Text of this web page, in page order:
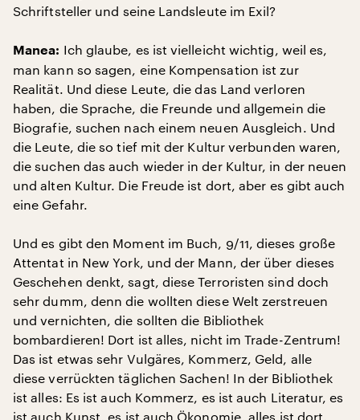
Schriftsteller und seine Landsleute im Exil?
Manea: Ich glaube, es ist vielleicht wichtig, weil es,
man kann so sagen, eine Kompensation ist zur
Realität. Und diese Leute, die das Land verloren
haben, die Sprache, die Freunde und allgemein die
Biografie, suchen nach einem neuen Ausgleich. Und
die Leute, die so tief mit der Kultur verbunden waren,
die suchen das auch wieder in der Kultur, in der neuen
und alten Kultur. Die Freude ist dort, aber es gibt auch
eine Gefahr.
Und es gibt den Moment im Buch, 9/11, dieses große
Attentat in New York, und der Mann, der über dieses
Geschehen denkt, sagt, diese Terroristen sind doch
sehr dumm, denn die wollten diese Welt zerstreuen
und vernichten, die sollten die Bibliothek
bombardieren! Dort ist alles, nicht im Trade-Zentrum!
Das ist etwas sehr Vulgäres, Kommerz, Geld, alle
diese verrückten täglichen Sachen! In der Bibliothek
ist alles: Es ist auch Kommerz, es ist auch Literatur, es
ist auch Kunst, es ist auch Ökonomie, alles ist dort,